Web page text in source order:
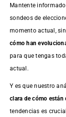
Mantente
sondeos de
momento actual,
cómo han
para que tengas
actual.
Y es que nuestro
clara de cómo
tendencias es